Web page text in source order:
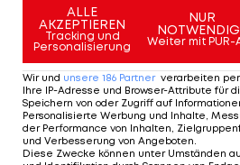
Zukunft
ALLE
AKZEPTIEREN
Tracking und
Personalisierung
NUR
Weiter mit PUR-
Wir und unsere 186 Partner verarbeiten
Ihre IP-Adresse und Browser-Attribute für
Speichern von oder Zugriff auf
Personalisierte Werbung und Inhalte,
der Performance von Inhalten,
und Verbesserung von Angeboten
Diese Zwecke können unter Umständen